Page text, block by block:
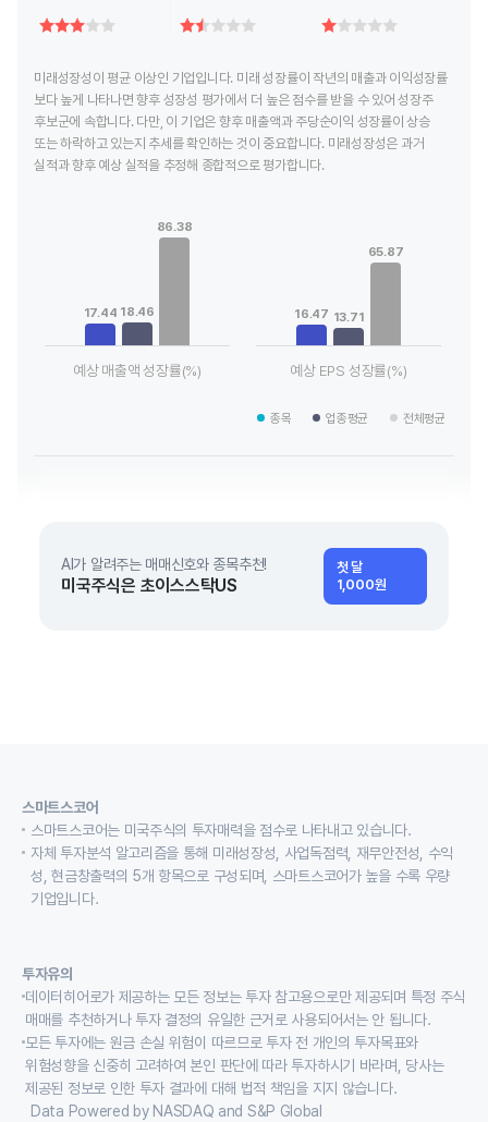
미래성장성이 평균 이상인 기업입니다. 미래 성장률이 작년의 매출과 이익성장률
보다 높게 나타나면 향후 성장성 평가에서 더 높은 점수를 받을 수 있어 성장주
후보군에 속합니다. 다만, 이 기업은 향후 매출액과 주당순이익 성장률이 상승
또는 하락하고 있는지 추세를 확인하는 것이 중요합니다. 미래성장성은 과거
실적과 향후 예상 실적을 추정해 종합적으로 평가합니다.
View as data table, Chart
17.44 18.46
86.38
예상 매출액 성장률(%)
The chart has 1 X axis
16.47 13.71
65.87
예상 EPS 성장률(%)
종목 업종평균 전체평균
AI가 알려주는 매매신호와 종목추천!
미국주식은 초이스스탁US
첫 달
1,000원
스마트스코어
스마트스코어는 미국주식의 투자매력을 점수로 나타내고 있습니다.
자체 투자분석 알고리즘을 통해 미래성장성, 사업독점력, 재무안전성, 수익
성, 현금창출력의 5개 항목으로 구성되며, 스마트스코어가 높을 수록 우량
기업입니다.
투자유의
데이터히어로가 제공하는 모든 정보는 투자 참고용으로만 제공되며 특정 주식
매매를 추천하거나 투자 결정의 유일한 근거로 사용되어서는 안 됩니다.
모든 투자에는 원금 손실 위험이 따르므로 투자 전 개인의 투자목표와
위험성향을 신중히 고려하여 본인 판단에 따라 투자하시기 바라며, 당사는
제공된 정보로 인한 투자 결과에 대해 법적 책임을 지지 않습니다.
Data Powered by NASDAQ and S&P Global